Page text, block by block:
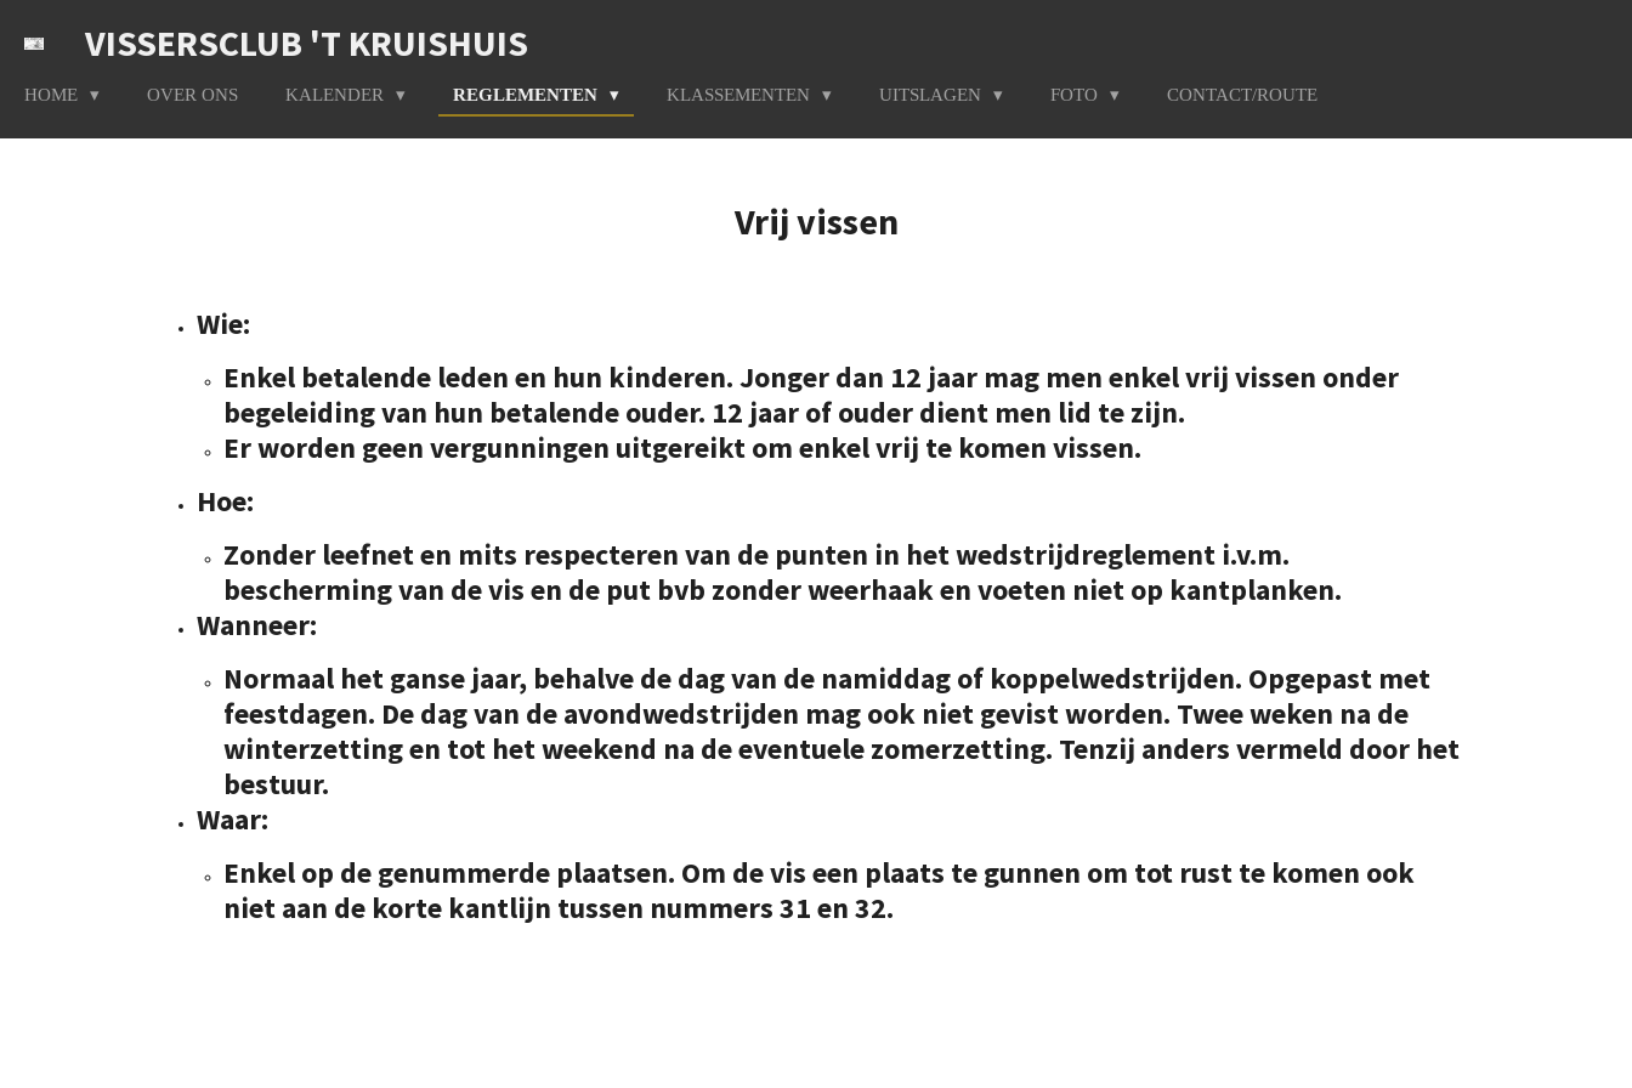
direct
de
VISSERSCLUB 'T KRUISHUIS
HOME OVER ONS KALENDER REGLEMENTEN KLASSEMENTEN UITSLAGEN FOTO CONTACT/ROUTE
Vrij vissen
Wie:
Enkel betalende leden en hun kinderen. Jonger dan 12 jaar mag men enkel vrij vissen onder
begeleiding van hun betalende ouder. 12 jaar of ouder dient men lid te zijn.
Er worden geen vergunningen uitgereikt om enkel vrij te komen vissen.
Hoe:
Zonder leefnet en mits respecteren van de punten in het wedstrijdreglement i.v.m.
bescherming van de vis en de put bvb zonder weerhaak en voeten niet op kantplanken.
Wanneer:
Normaal het ganse jaar, behalve de dag van de namiddag of koppelwedstrijden. Opgepast met
feestdagen. De dag van de avondwedstrijden mag ook niet gevist worden. Twee weken na de
winterzetting en tot het weekend na de eventuele zomerzetting. Tenzij anders vermeld door het
bestuur.
Waar:
Enkel op de genummerde plaatsen. Om de vis een plaats te gunnen om tot rust te komen ook
niet aan de korte kantlijn tussen nummers 31 en 32.